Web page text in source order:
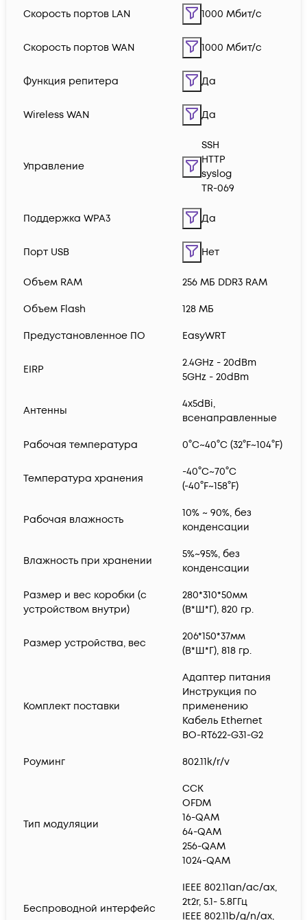
Скорость портов LAN 1000 Мбит/с
Скорость портов WAN 1000 Мбит/с
Функция репитера Да
Wireless WAN Да
Управление
SSH
HTTP
syslog
TR-069
Поддержка WPA3 Да
Порт USB Нет
Объем RAM 256 МБ DDR3 RAM
Объем Flash 128 МБ
Предустановленное ПО EasyWRT
EIRP
2.4GHz - 20dBm
5GHz - 20dBm
Антенны
4х5dBi,
всенаправленные
Рабочая температура 0°C~40°C (32°F~104°F)
Температура хранения
-40°C~70°C
(-40°F~158°F)
Рабочая влажность
10% ~ 90%, без
конденсации
Влажность при хранении
5%~95%, без
конденсации
Размер и вес коробки (с
устройством внутри)
280*310*50мм
(В*Ш*Г), 820 гр.
Размер устройства, вес
206*150*37мм
(В*Ш*Г), 818 гр.
Комплект поставки
Адаптер питания
Инструкция по
применению
Кабель Ethernet
BO-RT622-G31-G2
Роуминг 802.11k/r/v
Тип модуляции
CCK
OFDM
16-QAM
64-QAM
256-QAM
1024-QAM
Беспроводной интерфейс
IEEE 802.11an/ac/ax,
2t2r, 5.1- 5.8ГГц
IEEE 802.11b/g/n/ax,